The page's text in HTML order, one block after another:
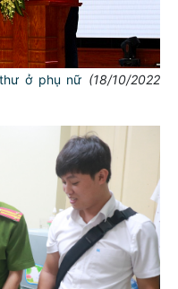
ở phụ nữ (18/10/2022
MỆNH LÀ:
CHÍNH
ĐỠ